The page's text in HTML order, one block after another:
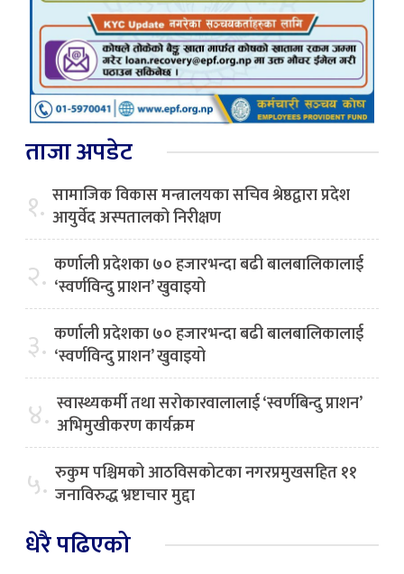
ताजा अपडेट
१. सामाजिक विकास मन्त्रालयका सचिव श्रेष्ठद्वारा प्रदेश
आयुर्वेद अस्पतालको निरीक्षण
२. कर्णाली प्रदेशका ७० हजारभन्दा बढी बालबालिकालाई
‘स्वर्णविन्दु प्राशन’ खुवाइयो
३. कर्णाली प्रदेशका ७० हजारभन्दा बढी बालबालिकालाई
‘स्वर्णविन्दु प्राशन’ खुवाइयो
४. स्वास्थ्यकर्मी तथा सरोकारवालालाई ‘स्वर्णबिन्दु प्राशन’
अभिमुखीकरण कार्यक्रम
५. रुकुम पश्चिमको आठविसकोटका नगरप्रमुखसहित ११
जनाविरुद्ध भ्रष्टाचार मुद्दा
धेरै पढिएको